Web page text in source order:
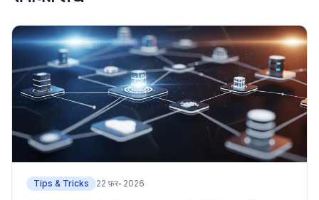
Tips & Tricks 22 फ़र॰ 2026